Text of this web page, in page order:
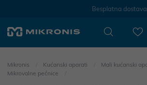
Besplatna dostava
Mikronis Kućanski aparati
Mali kućanski
Mikrovalne pećnice